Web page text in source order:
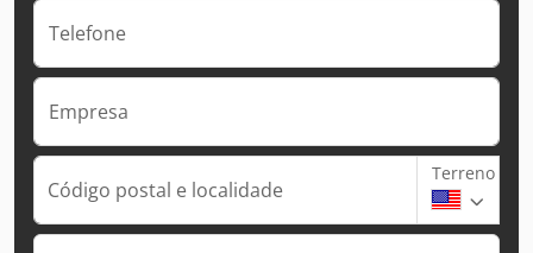
Telefone
Empresa
Código postal e localidade
Terreno